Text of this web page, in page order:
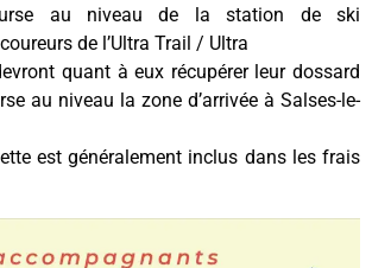
au niveau de la station de ski
de l’Ultra Trail / Ultra
quant à eux récupérer leur dossard
au niveau la zone d’arrivée à Salses-le-
est généralement inclus dans les frais